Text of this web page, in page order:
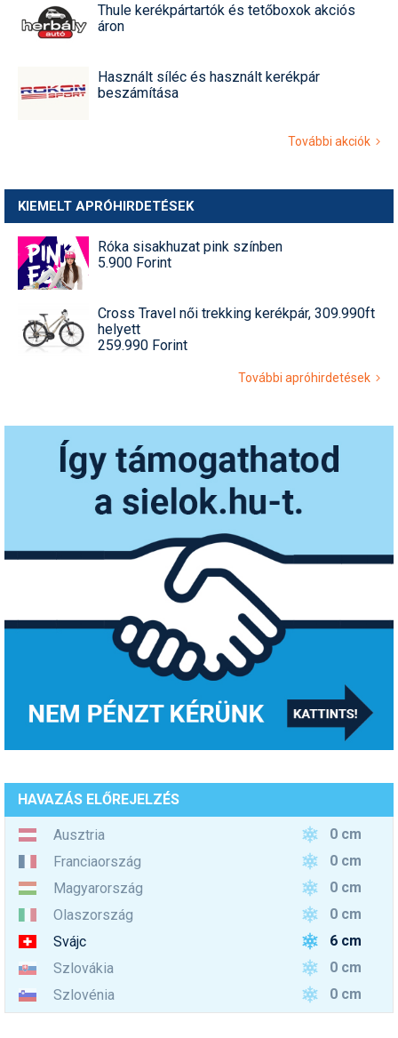
Thule kerékpártartók és tetőboxok akciós
áron
Használt síléc és használt kerékpár
beszámítása
További akciók
KIEMELT APRÓHIRDETÉSEK
Róka sisakhuzat pink színben
5.900 Forint
Cross Travel női trekking kerékpár, 309.990ft
helyett
259.990 Forint
További apróhirdetések
HAVAZÁS ELŐREJELZÉS
Ausztria
0 cm
Franciaország
0 cm
Magyarország
0 cm
Olaszország
0 cm
Svájc
6 cm
Szlovákia
0 cm
Szlovénia
0 cm